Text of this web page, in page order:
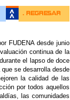
FUDENA desde junio
continua de la
el lapso de doce
se desarrolla desde
la calidad de las
por todos aquellos
las comunidades